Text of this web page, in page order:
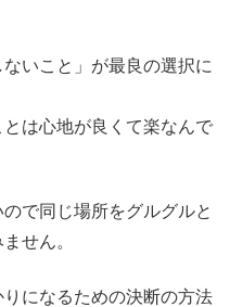
いこと」が最良の選択に
は心地が良くて楽なんで
で同じ場所をグルグルと
せん。
になるための決断の方法